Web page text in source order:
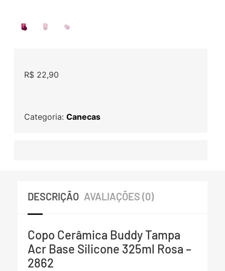
R$22,90
Categoria: Canecas
DESCRIÇÃO AVALIAÇÕES (0)
Copo Cerâmica Buddy Tampa
Acr Base Silicone 325ml Rosa –
2862